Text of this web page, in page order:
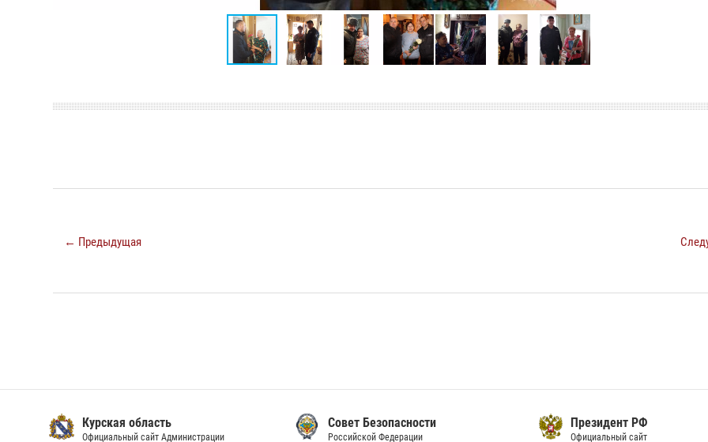
← Предыдущая
Курская область
Официальный сайт Администрации
Совет Безопасности
Российской Федерации
Президент РФ
Официальный сайт